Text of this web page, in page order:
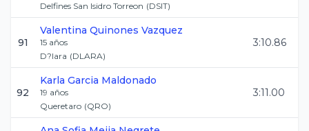
Delfines San Isidro Torreon (DSIT)
91
Valentina Quinones Vazquez
15 años
D?lara (DLARA)
3:10.86
92
Karla Garcia Maldonado
19 años
Queretaro (QRO)
3:11.00